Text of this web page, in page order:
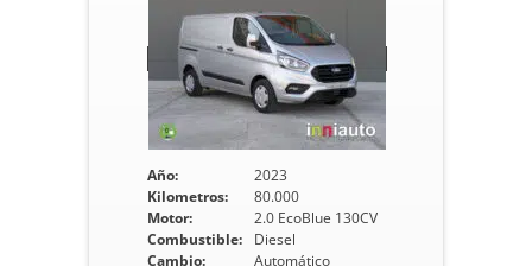
Año:
2023
Kilometros:
80.000
Motor:
2.0 EcoBlue 130CV
Combustible:
Diesel
Cambio:
Automático